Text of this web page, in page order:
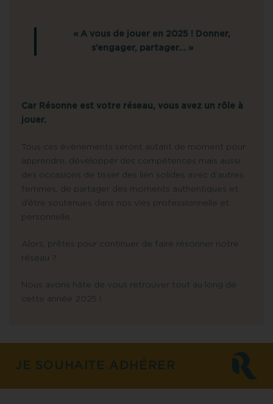
« A vous de jouer en 2025 ! Donner,
s’engager, partager… »
Car Résonne est votre réseau, vous avez un rôle à
jouer.
Tous ces évènements seront autant de moment pour
apprendre, développer des compétences mais aussi
des occasions de tisser des lien solides avec d’autres
femmes, de partager des moments authentiques et
d’être soutenues dans nos vies professionnelle et
personnelle.
Alors, prêtes pour continuer de faire résonner notre
réseau ?
Nous avons hâte de vous retrouver tout au long de
cette année 2025 !
JE SOUHAITE ADHÉRER